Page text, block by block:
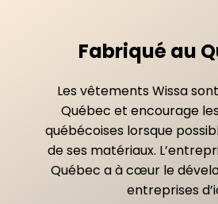
Fabriqué au
Les vêtements Wissa
Québec et encourage
québécoises lorsque
de ses matériaux.
Québec a à cœur le
entreprises